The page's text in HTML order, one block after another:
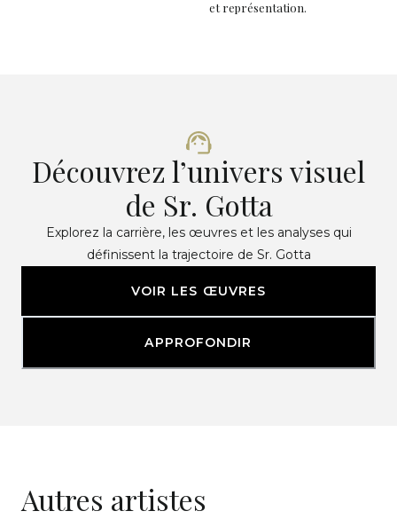
et représentation.
Découvrez l’univers visuel
de Sr. Gotta
Explorez la carrière, les œuvres et les analyses qui
définissent la trajectoire de Sr. Gotta
VOIR LES ŒUVRES
APPROFONDIR
Autres artistes